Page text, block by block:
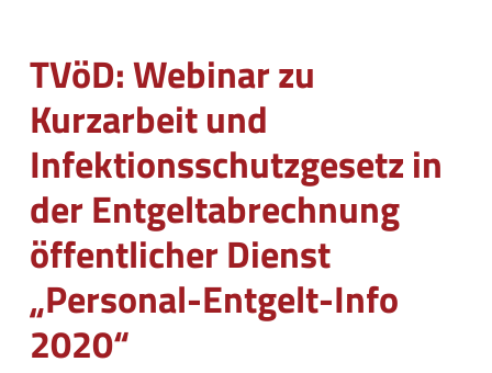
TVöD: Webinar zu
Kurzarbeit und
Infektionsschutzgesetz in
der Entgeltabrechnung
öffentlicher Dienst
„Personal-Entgelt-Info
2020“